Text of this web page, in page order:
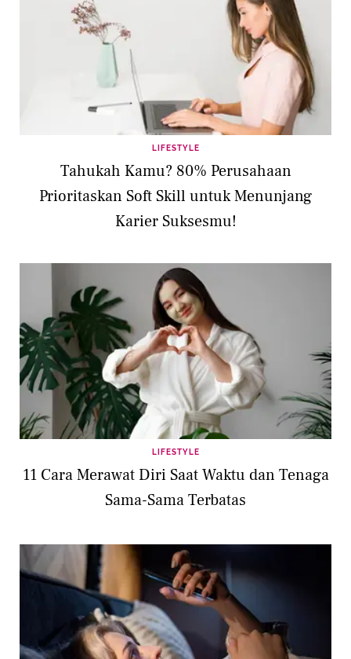
LIFESTYLE
Tahukah Kamu? 80% Perusahaan
Prioritaskan Soft Skill untuk Menunjang
Karier Suksesmu!
LIFESTYLE
11 Cara Merawat Diri Saat Waktu dan Tenaga
Sama-Sama Terbatas